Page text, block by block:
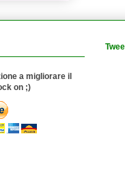
a migliorare il
on ;)